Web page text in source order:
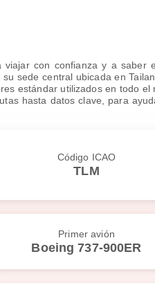
con confianza y a saber
sede central ubicada en
estándar utilizados en todo
hasta datos clave, para
Código ICAO
TLM
Primer avión
Boeing 737-900ER